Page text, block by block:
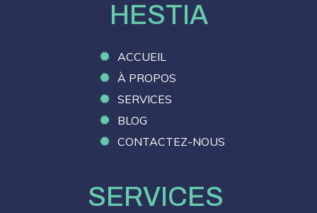
HESTIA
ACCUEIL
À PROPOS
SERVICES
BLOG
CONTACTEZ-NOUS
SERVICES